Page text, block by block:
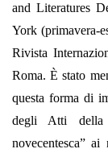
and Literatures
York (primavera-
Rivista
Roma. Ѐ stato
questa forma di
degli Atti della
novecentesca”